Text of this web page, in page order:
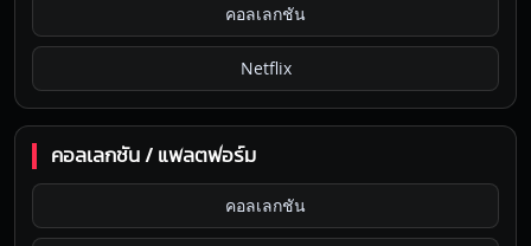
คอลเลกชัน
Netflix
คอลเลกชัน / แพลตฟอร์ม
คอลเลกชัน